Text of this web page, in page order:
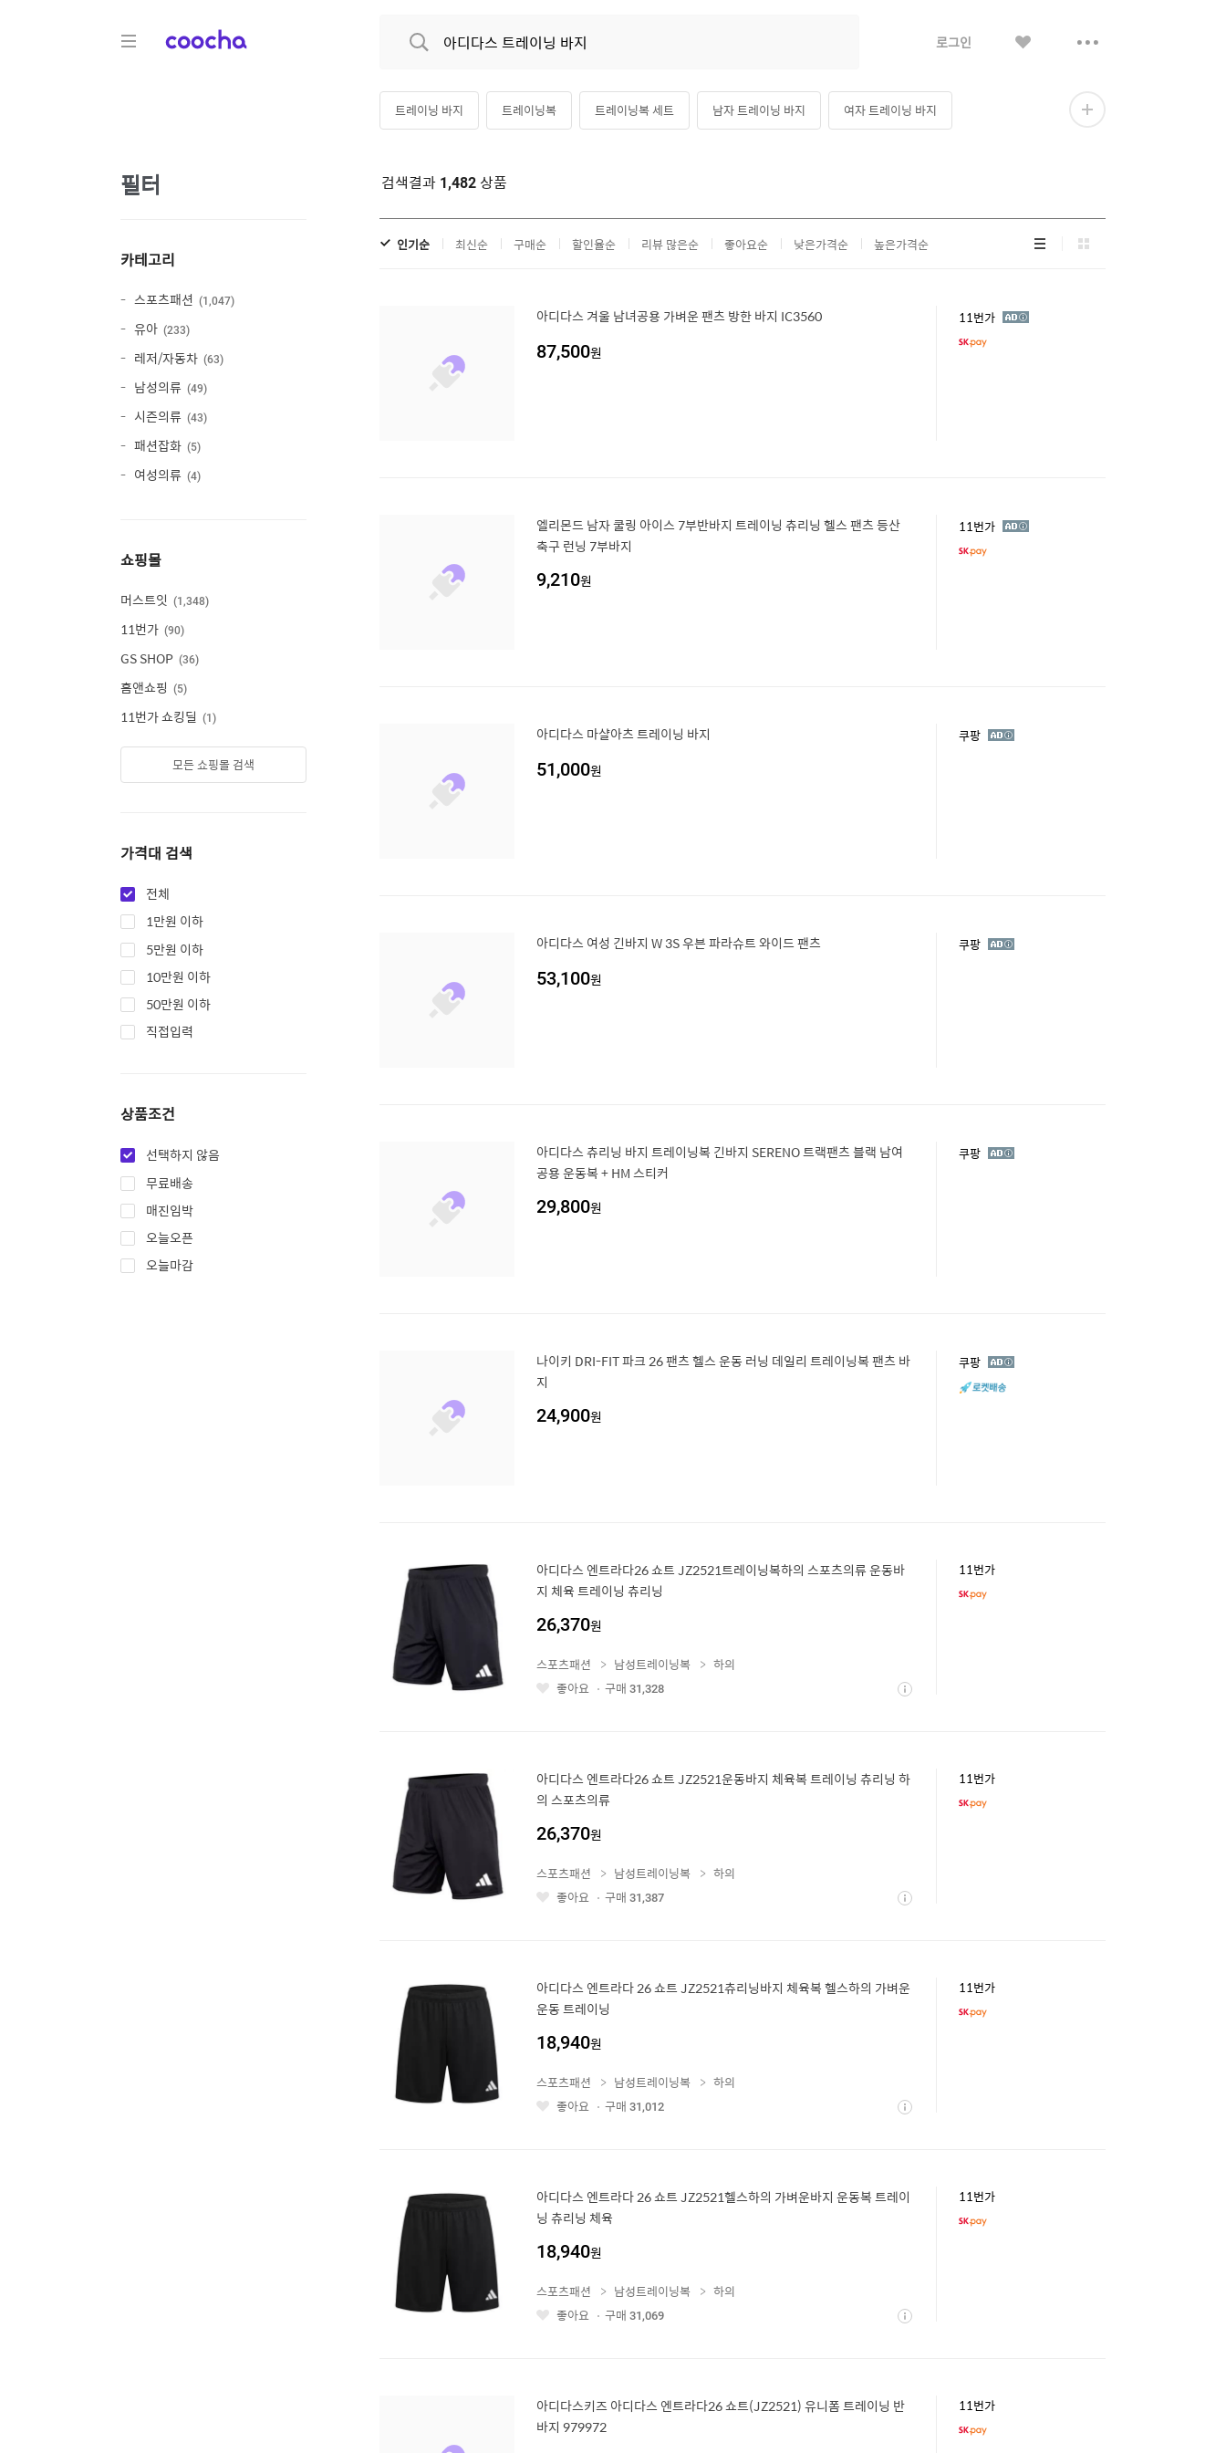
COOCHA 로그인 보
필터
카테고리
스포츠패션 1,047
유아 233
레저/자동차 63
남성의류 49
시즌의류 43
패션잡화 5
여성의류 4
쇼핑몰
머스트잇 1,348
11번가 90
GS SHOP 36
홈앤쇼핑 5
11번가 쇼킹딜 1
모든 쇼핑몰 검색
가격대 검색
전체
1만원 이하
5만원 이하
10만원 이하
50만원 이하
직접입력
상품조건
선택하지 않음
무료배송
매진임박
오늘오픈
오늘마감
트레이닝 바지 트레이닝복 트레이닝복 세트 남자 트레이닝 바지 여자 트레이닝 바지 더
검색결과 1,482 상품
인기순 최신순 구매순 할인율순 리뷰 많은순 좋아요순 낮은가격순 높은가격순 리
스
그
리
아디다스 겨울 남녀공용 가벼운 팬츠 방한 바지 IC3560
87,500원
11번가 광
엘리몬드 남자 쿨링 아이스 7부반바지 트레이닝 츄리닝 헬스 팬츠 등산
축구 런닝 7부바지
9,210원
11번가 광
아디다스 마샬아츠 트레이닝 바지
51,000원
쿠팡 광
아디다스 여성 긴바지 W 3S 우븐 파라슈트 와이드 팬츠
53,100원
쿠팡 광
아디다스 츄리닝 바지 트레이닝복 긴바지 SERENO 트랙팬츠 블랙 남여
공용 운동복 + HM 스티커
29,800원
쿠팡 광
나이키 DRI-FIT 파크 26 팬츠 헬스 운동 러닝 데일리 트레이닝복 팬츠 바
지
24,900원
쿠팡 광
고
아디다스 엔트라다26 쇼트 JZ2521트레이닝복하의 스포츠의류 운동바
지 체육 트레이닝 츄리닝
26,370원
11번가
좋 상
스포츠패션 남성트레이닝복
하의
좋아요
구매 31,328
아디다스 엔트라다26 쇼트 JZ2521운동바지 체육복 트레이닝 츄리닝 하
의 스포츠의류
26,370원
11번가
좋 상
스포츠패션 남성트레이닝복
하의
좋아요
구매 31,387
아디다스 엔트라다 26 쇼트 JZ2521츄리닝바지 체육복 헬스하의 가벼운
운동 트레이닝
18,940원
11번가
좋 상
스포츠패션 남성트레이닝복
하의
좋아요
구매 31,012
아디다스 엔트라다 26 쇼트 JZ2521헬스하의 가벼운바지 운동복 트레이
닝 츄리닝 체육
18,940원
11번가
좋 상
스포츠패션 남성트레이닝복
하의
좋아요
구매 31,069
아디다스키즈 아디다스 엔트라다26 쇼트(JZ2521) 유니폼 트레이닝 반
바지 979972
11번가